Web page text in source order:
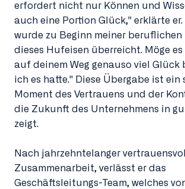
erfordert nicht nur Können und
auch eine Portion Glück," erklärte
wurde zu Beginn meiner
dieses Hufeisen überreicht. Möge
auf deinem Weg genauso viel Glück
ich es hatte." Diese Übergabe ist ein
Moment des Vertrauens und der
die Zukunft des Unternehmens in
zeigt.
Nach jahrzehntelanger
Zusammenarbeit, verlässt er das
Geschäftsleitungs-Team, welches